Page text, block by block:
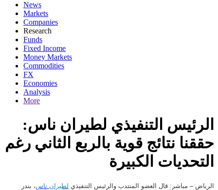
News
Markets
Companies
Research
Funds
Fixed Income
Money Markets
Commodities
FX
Economies
Analysis
More
الرئيس التنفيذي لطيران ناس:
حققنا نتائج قوية بالربع الثاني رغم
التحديات الكبيرة
الرياض – مباشر: قال العضو المنتدب والرئيس التنفيذي لطيران ناس، بندر